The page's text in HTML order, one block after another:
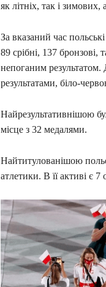
як літніх, так і зимових,
За вказаний час
89 срібні, 137 бронзові,
непоганим
результатами, біло-
Найрезультативнішою
місце з 32 медалями.
Найтитулованішою
атлетики. В її активі є